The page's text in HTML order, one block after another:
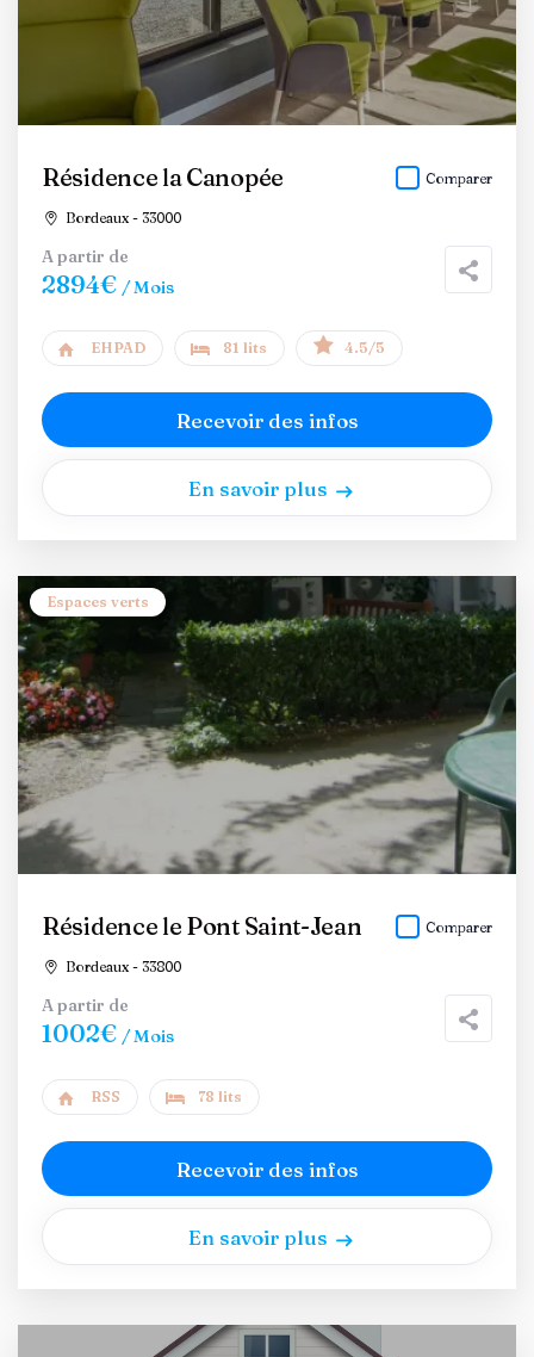
Résidence la Canopée
Bordeaux - 33000
Comparer
A partir de
2894€ / Mois
EHPAD 81 lits 4.5/5
Recevoir des infos
En savoir plus
Espaces verts
Résidence le Pont Saint-Jean
Bordeaux - 33800
Comparer
A partir de
1002€ / Mois
RSS 78 lits
Recevoir des infos
En savoir plus